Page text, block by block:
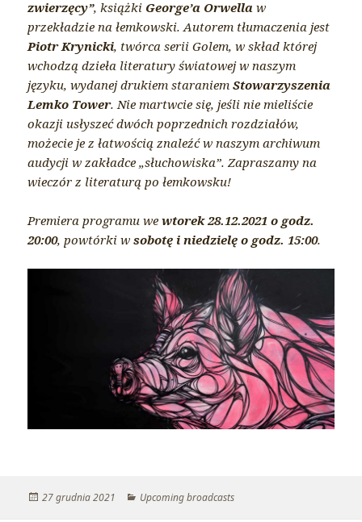
zwierzęcy”, książki George’a Orwella w
przekładzie na łemkowski. Autorem tłumaczenia jest
Piotr Krynicki, twórca serii Golem, w skład której
wchodzą dzieła literatury światowej w naszym
języku, wydanej drukiem staraniemStowarzyszenia
Lemko Tower. Nie martwcie się, jeśli nie mieliście
okazji usłyszeć dwóch poprzednich rozdziałów,
możecie je z łatwością znaleźć w naszym archiwum
audycji w zakładce „słuchowiska”. Zapraszamy na
wieczór z literaturą po łemkowsku!
Premiera programu wewtorek 28.12.2021 o godz.
20:00, powtórki wsobotę i niedzielę o godz. 15:00.
Opublikowano
27 grudnia 2021 Kategorie
Upcoming broadcasts